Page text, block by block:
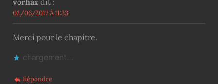
02/06/2017 À 11:33
Merci pour le chapitre.
chargement…
Répondre